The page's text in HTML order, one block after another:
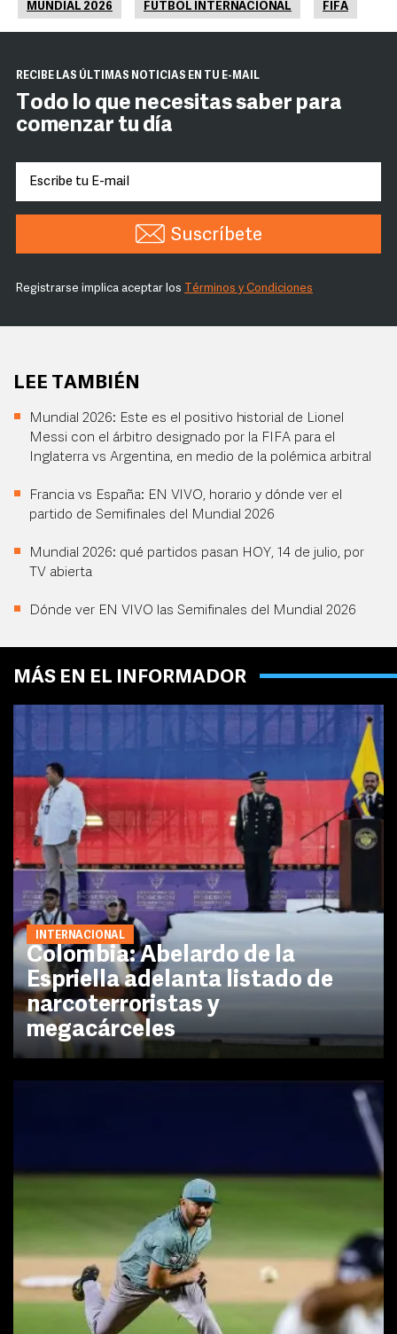
MUNDIAL 2026 FUTBOL INTERNACIONAL FIFA
RECIBE LAS ÚLTIMAS NOTICIAS EN TU E-MAIL
Todo lo que necesitas saber para
comenzar tu día
Suscríbete
Registrarse implica aceptar los Términos y Condiciones
LEE TAMBIÉN
Mundial 2026: Este es el positivo historial de Lionel
Messi con el árbitro designado por la FIFA para el
Inglaterra vs Argentina, en medio de la polémica arbitral
Francia vs España: EN VIVO, horario y dónde ver el
partido de Semifinales del Mundial 2026
Mundial 2026: qué partidos pasan HOY, 14 de julio, por
TV abierta
Dónde ver EN VIVO las Semifinales del Mundial 2026
MÁS EN EL INFORMADOR
INTERNACIONAL
Colombia: Abelardo de la
Espriella adelanta listado de
narcoterroristas y
megacárceles